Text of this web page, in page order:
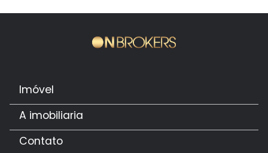
Imóvel
A imobiliaria
Contato